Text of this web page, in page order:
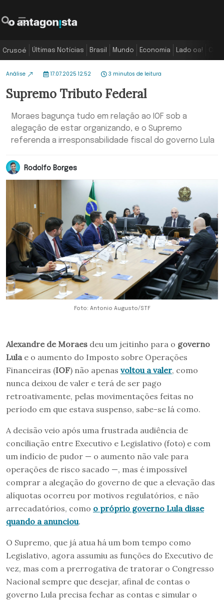
Crusoé Últimas Notícias Brasil Mundo Economia Lado oa!
Análise 17.07.2025 12:52 3 minutos de leitura
Supremo Tributo Federal
Moraes bagunça tudo em relação ao IOF sob a
alegação de estar organizando, e o Supremo
referenda a irresponsabilidade fiscal do governo Lula
Rodolfo Borges
Foto: Antonio Augusto/STF
Alexandre de Moraes deu um jeitinho para o governo
Lula e o aumento do Imposto sobre Operações
Financeiras (IOF) não apenas voltou a valer, como
nunca deixou de valer e terá de ser pago
retroativamente, pelas movimentações feitas no
período em que estava suspenso, sabe-se lá como.
A decisão veio após uma frustrada audiência de
conciliação entre Executivo e Legislativo (foto) e com
um indício de pudor — o aumento não vale para
operações de risco sacado —, mas é impossível
comprar a alegação do governo de que a elevação das
alíquotas ocorreu por motivos regulatórios, e não
arrecadatórios, como o próprio governo Lula disse
quando a anunciou.
O Supremo, que já atua há um bom tempo como
Legislativo, agora assumiu as funções do Executivo de
vez, mas com a prerrogativa de tratorar o Congresso
Nacional sempre que desejar, afinal de contas o
governo Lula precisa fechar as contas e simular o